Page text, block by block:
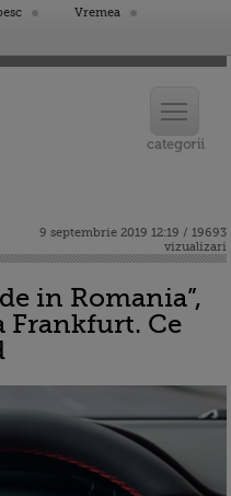
Vremea
9 septembrie 2019 12:19 / 19693
vizualizari
in Romania”,
Frankfurt. Ce